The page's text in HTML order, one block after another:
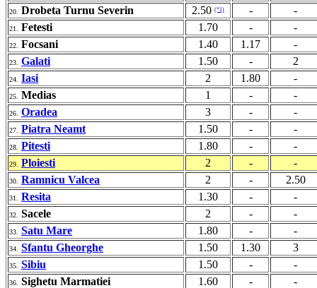
20. Drobeta Turnu Severin 2.50 (*1) - -
21. Fetesti 1.70 - -
22. Focsani 1.40 1.17 -
23. Galati 1.50 - 2
24. Iasi 2 1.80 -
25. Medias 1 - -
26. Oradea 3 - -
27. Piatra Neamt 1.50 - -
28. Pitesti 1.80 - -
29. Ploiesti 2 - -
30. Ramnicu Valcea 2 - 2.50
31. Resita 1.30 - -
32. Sacele 2 - -
33. Satu Mare 1.80 - -
34. Sfantu Gheorghe 1.50 1.30 3
35. Sibiu 1.50 - -
36. Sighetu Marmatiei 1.60 - -